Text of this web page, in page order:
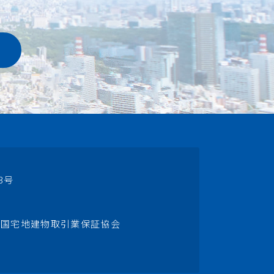
号
宅地建物取引業保証協会